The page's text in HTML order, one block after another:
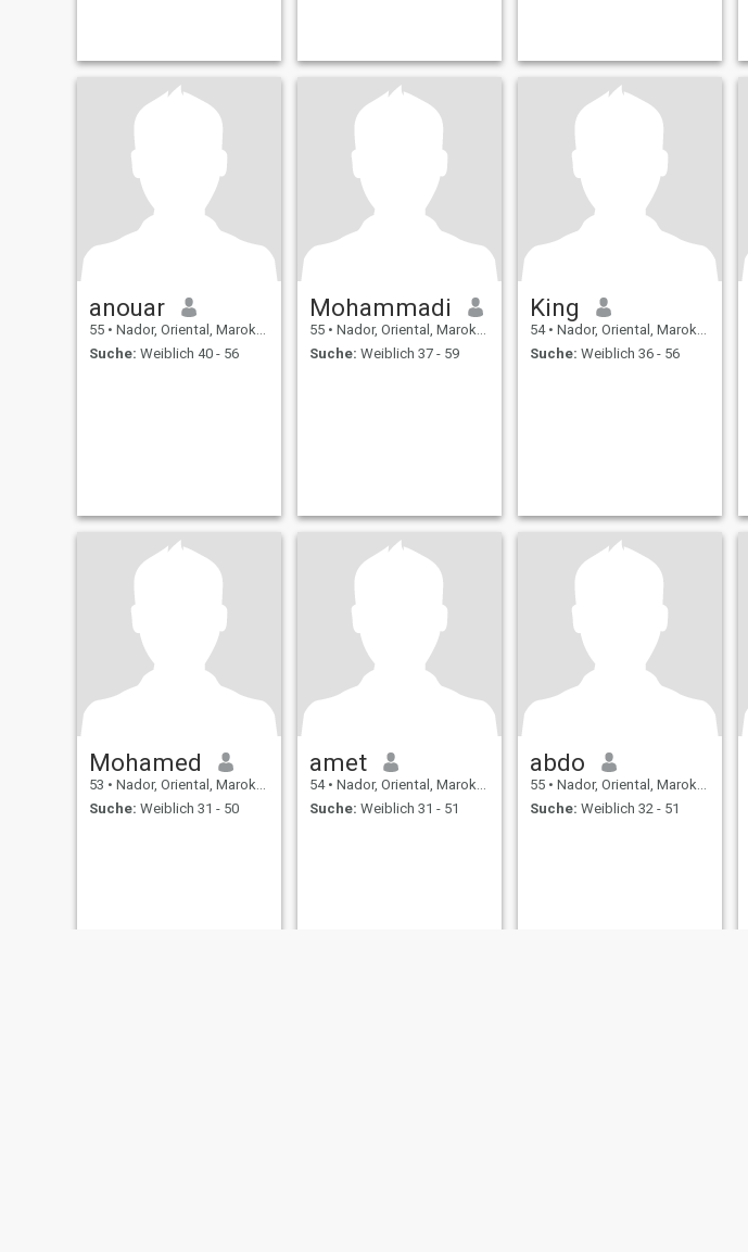
anouar
55 • Nador, Oriental, Marokko
Suche: Weiblich 40 - 56
Mohammadi
55 • Nador, Oriental, Marokko
Suche: Weiblich 37 - 59
King
54 • Nador, Oriental, Marokko
Suche: Weiblich 36 - 56
Mohamed
53 • Nador, Oriental, Marokko
Suche: Weiblich 31 - 50
amet
54 • Nador, Oriental, Marokko
Suche: Weiblich 31 - 51
abdo
55 • Nador, Oriental, Marokko
Suche: Weiblich 32 - 51